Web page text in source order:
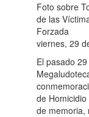
Foto sobre
de las
Forzada
viernes, 29
El pasado
de
de memoria,